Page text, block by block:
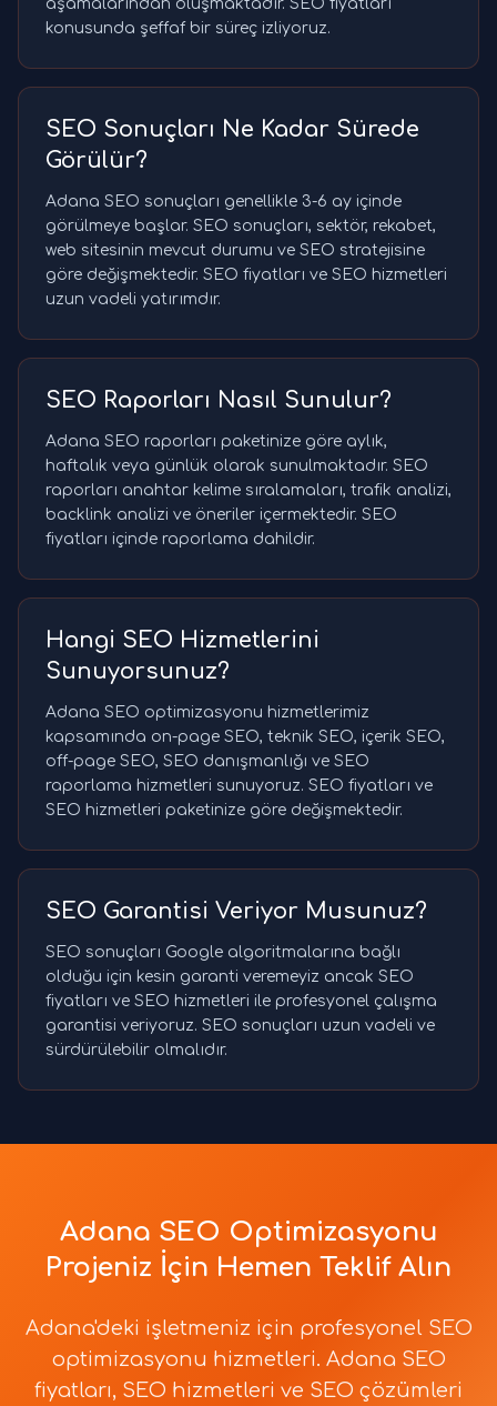
aşamalarından oluşmaktadır. SEO fiyatları
konusunda şeffaf bir süreç izliyoruz.
SEO Sonuçları Ne Kadar Sürede
Görülür?
Adana SEO sonuçları genellikle 3-6 ay içinde
görülmeye başlar. SEO sonuçları, sektör, rekabet,
web sitesinin mevcut durumu ve SEO stratejisine
göre değişmektedir. SEO fiyatları ve SEO hizmetleri
uzun vadeli yatırımdır.
SEO Raporları Nasıl Sunulur?
Adana SEO raporları paketinize göre aylık,
haftalık veya günlük olarak sunulmaktadır. SEO
raporları anahtar kelime sıralamaları, trafik analizi,
backlink analizi ve öneriler içermektedir. SEO
fiyatları içinde raporlama dahildir.
Hangi SEO Hizmetlerini
Sunuyorsunuz?
Adana SEO optimizasyonu hizmetlerimiz
kapsamında on-page SEO, teknik SEO, içerik SEO,
off-page SEO, SEO danışmanlığı ve SEO
raporlama hizmetleri sunuyoruz. SEO fiyatları ve
SEO hizmetleri paketinize göre değişmektedir.
SEO Garantisi Veriyor Musunuz?
SEO sonuçları Google algoritmalarına bağlı
olduğu için kesin garanti veremeyiz ancak SEO
fiyatları ve SEO hizmetleri ile profesyonel çalışma
garantisi veriyoruz. SEO sonuçları uzun vadeli ve
sürdürülebilir olmalıdır.
Adana SEO Optimizasyonu
Projeniz İçin Hemen Teklif Alın
Adana'deki işletmeniz için profesyonel SEO
optimizasyonu hizmetleri. Adana SEO
fiyatları, SEO hizmetleri ve SEO çözümleri